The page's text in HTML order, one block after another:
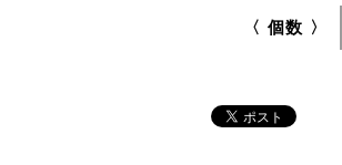
〈 個数 〉